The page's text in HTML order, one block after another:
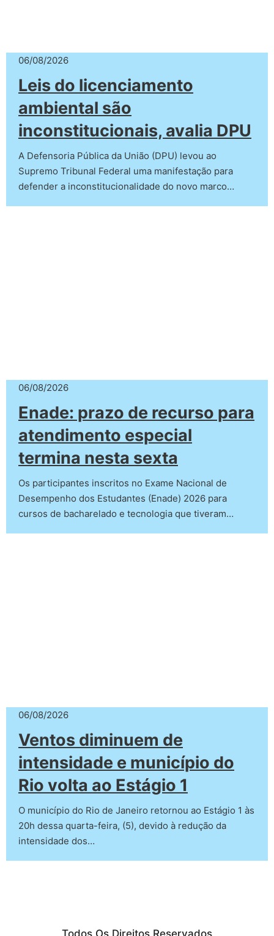
06/08/2026
Leis do licenciamento
ambiental são
inconstitucionais, avalia DPU
A Defensoria Pública da União (DPU) levou ao
Supremo Tribunal Federal uma manifestação para
defender a inconstitucionalidade do novo marco…
06/08/2026
Enade: prazo de recurso para
atendimento especial
termina nesta sexta
Os participantes inscritos no Exame Nacional de
Desempenho dos Estudantes (Enade) 2026 para
cursos de bacharelado e tecnologia que tiveram…
06/08/2026
Ventos diminuem de
intensidade e município do
Rio volta ao Estágio 1
O município do Rio de Janeiro retornou ao Estágio 1 às
20h dessa quarta-feira, (5), devido à redução da
intensidade dos…
Todos Os Direitos Reservados